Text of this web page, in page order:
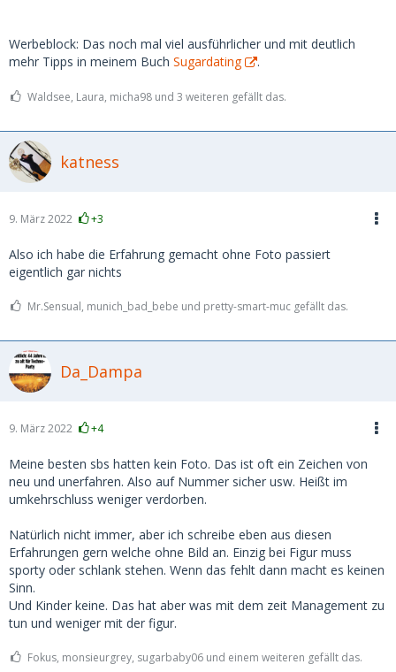
Werbeblock: Das noch mal viel ausführlicher und mit deutlich
mehr Tipps in meinem Buch Sugardating .
Waldsee, Laura, micha98 und 3 weiteren gefällt das.
katness
9. März 2022 +3
Also ich habe die Erfahrung gemacht ohne Foto passiert
eigentlich gar nichts
Mr.Sensual, munich_bad_bebe und pretty-smart-muc gefällt das.
Da_Dampa
9. März 2022 +4
Meine besten sbs hatten kein Foto. Das ist oft ein Zeichen von
neu und unerfahren. Also auf Nummer sicher usw. Heißt im
umkehrschluss weniger verdorben.
Natürlich nicht immer, aber ich schreibe eben aus diesen
Erfahrungen gern welche ohne Bild an. Einzig bei Figur muss
sporty oder schlank stehen. Wenn das fehlt dann macht es keinen
Sinn.
Und Kinder keine. Das hat aber was mit dem zeit Management zu
tun und weniger mit der figur.
Fokus, monsieurgrey, sugarbaby06 und einem weiteren gefällt das.